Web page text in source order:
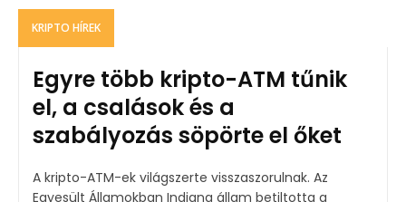
KRIPTO HÍREK
Egyre több kripto-ATM tűnik
el, a csalások és a
szabályozás söpörte el őket
A kripto-ATM-ek világszerte visszaszorulnak. Az
Egyesült Államokban Indiana állam betiltotta a